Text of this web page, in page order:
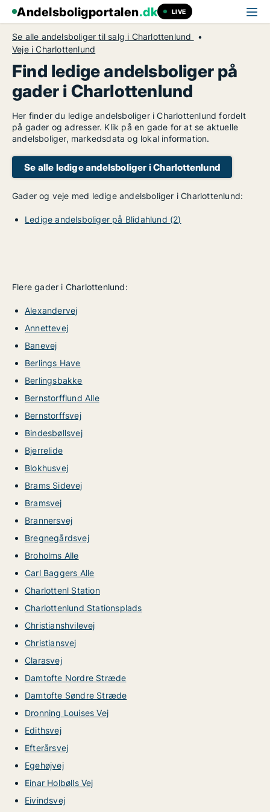
Andelsboligportalen.dk LIVE
Se alle andelsboliger til salg i Charlottenlund
Veje i Charlottenlund
Find ledige andelsboliger på
gader i Charlottenlund
Her finder du ledige andelsboliger i Charlottenlund fordelt
på gader og adresser. Klik på en gade for at se aktuelle
andelsboliger, markedsdata og lokal information.
Se alle ledige andelsboliger i Charlottenlund
Gader og veje med ledige andelsboliger i Charlottenlund:
Ledige andelsboliger på Blidahlund (2)
Flere gader i Charlottenlund:
Alexandervej
Annettevej
Banevej
Berlings Have
Berlingsbakke
Bernstorfflund Alle
Bernstorffsvej
Bindesbøllsvej
Bjerrelide
Blokhusvej
Brams Sidevej
Bramsvej
Brannersvej
Bregnegårdsvej
Broholms Alle
Carl Baggers Alle
Charlottenl Station
Charlottenlund Stationsplads
Christianshvilevej
Christiansvej
Clarasvej
Damtofte Nordre Stræde
Damtofte Søndre Stræde
Dronning Louises Vej
Edithsvej
Efterårsvej
Egehøjvej
Einar Holbølls Vej
Eivindsvej